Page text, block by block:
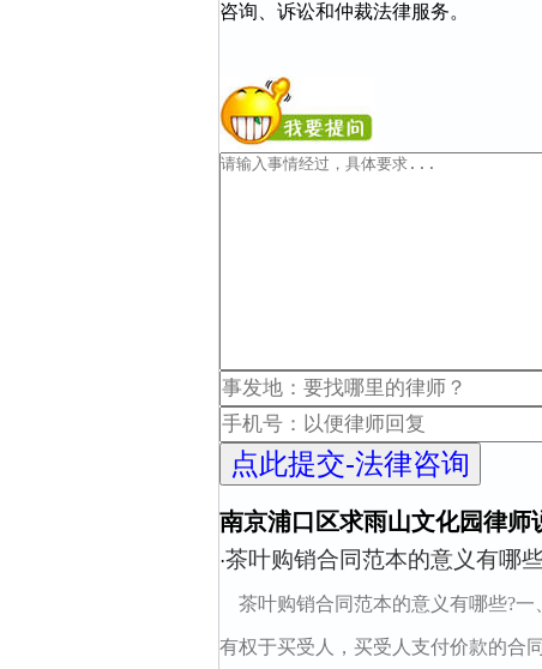
咨询、诉讼和仲裁法律服务。
南京浦口区求雨山文化园律师
·茶叶购销合同范本的意义有哪
茶叶购销合同范本的意义有哪些?
有权于买受人，买受人支付价款的合